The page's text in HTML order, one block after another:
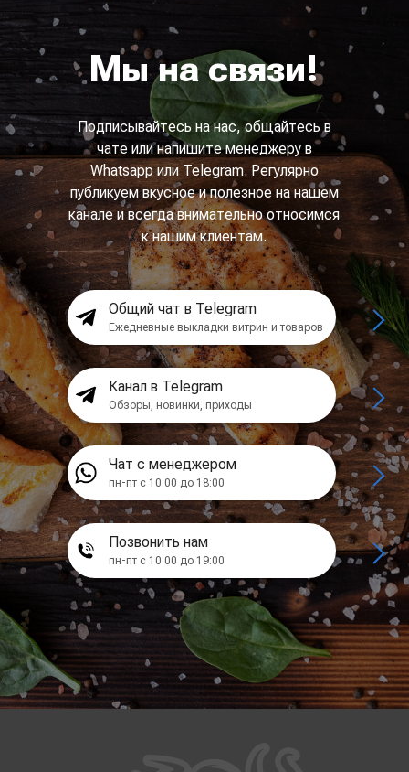
Мы на связи!
Подписывайтесь на нас, общайтесь в
чате или напишите менеджеру в
Whatsapp или Telegram. Регулярно
публикуем вкусное и полезное на нашем
канале и всегда внимательно относимся
к нашим клиентам.
Общий чат в Telegram
Ежедневные выкладки витрин и товаров
Канал в Telegram
Обзоры, новинки, приходы
Чат с менеджером
пн-пт с 10:00 до 18:00
Позвонить нам
пн-пт с 10:00 до 19:00